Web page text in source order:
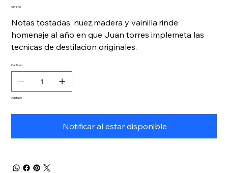
Precio
$162.00
Notas tostadas, nuez,madera y vainilla.rinde
homenaje al año en que Juan torres implemeta las
tecnicas de destilacion originales.
Cantidad
Agotado
Notificar al estar disponible